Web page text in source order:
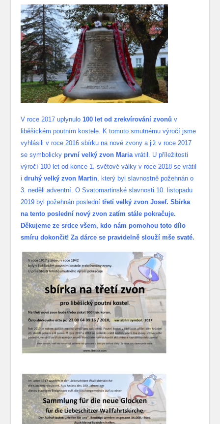
V roce 2017 uplynulo100 let od zrekvírování zvonů v
liběšickém poutním kostele. K tomuto smutnému výročí jsme
vyhlásili v roce 2016 sbírku na nové zvony a již v roce 2017
se symbolickyprvní velký zvon Mariavrátil. U příležitosti
výročí 100 let od konce 1. světové války v roce 2018 se vrátil
idruhý velký zvon Martin, který byl slavnostně požehnán o
3. neděli adventní. O Svatomartinské slavnosti 10. listopadu
2019 byl požehnán poslednítřetí velký zvon Josef. Sbírka
na tento poslední nový zvon zatím stále pokračuje.
Děkujeme ze srdce všem, kdo nám pomohou toto dílo
smíru dokončit! Za dárce se pravidelně slouží mše svaté.